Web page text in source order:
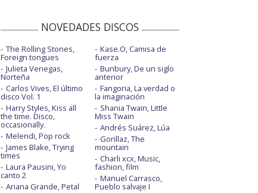
NOVEDADES DISCOS
The Rolling Stones,
Foreign tongues
Julieta Venegas,
Norteña
Carlos Vives, El último
disco Vol. 1
Harry Styles, Kiss all
the time. Disco,
occasionally.
Melendi, Pop rock
James Blake, Trying
times
Laura Pausini, Yo
canto 2
Ariana Grande, Petal
Kase.O, Camisa de
fuerza
Bunbury, De un siglo
anterior
Fangoria, La verdad o
la imaginación
Shania Twain, Little
Miss Twain
Andrés Suárez, Lúa
Gorillaz, The
mountain
Charli xcx, Music,
fashion, film
Manuel Carrasco,
Pueblo salvaje I